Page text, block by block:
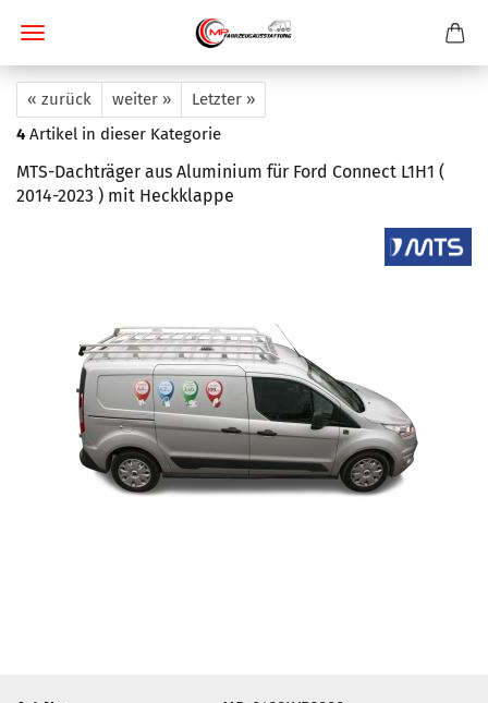
« zurück weiter »
Letzter »
4Artikel in dieser Kategorie
MTS-Dachträger aus Aluminium für Ford Connect L1H1 (
2014-2023 ) mit Heckklappe